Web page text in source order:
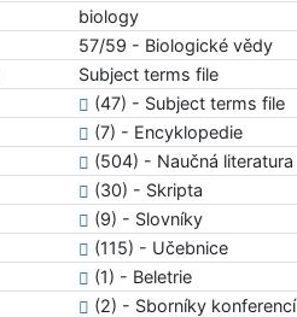
biology
57/59 - Biologické vědy
Subject terms file
(47) - Subject terms file
(7) - Encyklopedie
(504) - Naučná literatura
(30) - Skripta
(9) - Slovníky
(115) - Učebnice
(1) - Beletrie
(2) - Sborníky konferencí